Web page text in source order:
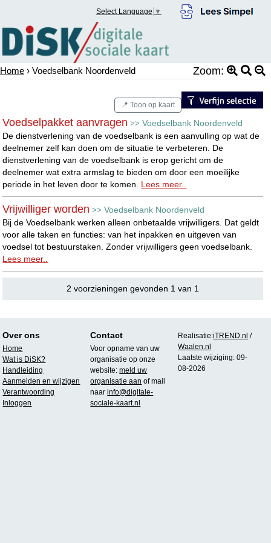
Select Language ▼
Home › Voedselbank Noordenveld Zoom:
📍 Toon op kaart
Voedselpakket aanvragen >>Voedselbank Noordenveld
De dienstverlening van de voedselbank is een aanvulling op wat de
deelnemer zelf kan doen om de situatie te verbeteren. De
dienstverlening van de voedselbank is erop gericht om de
deelnemer wat extra armslag te bieden om door een moeilijke
periode in het leven door te komen. Lees meer..
Vrijwilliger worden >>Voedselbank Noordenveld
Bij de Voedselbank werken alleen onbetaalde vrijwilligers. Dat geldt
voor alle taken en functies: van het inpakken en uitgeven van
voedsel tot bestuurstaken. Zonder vrijwilligers geen voedselbank.
Lees meer..
2 voorzieningen gevonden 1 van 1
Over ons
Home
Wat is DiSK?
Handleiding
Aanmelden en wijzigen
Verantwoording
Inloggen
Contact
Voor opname van uw
organisatie op onze
website:meld uw
organisatie aan of mail
naarinfo@digitale-
sociale-kaart.nl
Realisatie:iTREND.nl /
Waalen.nl
Laatste wijziging: 09-
08-2026